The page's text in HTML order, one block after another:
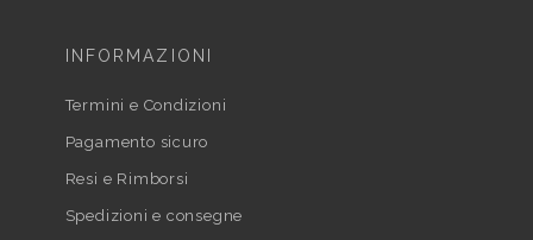
INFORMAZIONI
Termini e Condizioni
Pagamento sicuro
Resi e Rimborsi
Spedizioni e consegne